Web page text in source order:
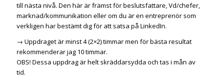
till nästa nivå. Den här är främst för beslutsfattare, Vd/chefer,
marknad/kommunikation eller om du är en entreprenör som
verkligen har bestämt dig för att satsa på LinkedIn.
→ Uppdraget är minst 4 (2×2) timmar men för bästa resultat
rekommenderar jag 10 timmar.
OBS! Dessa uppdrag är helt skräddarsydda och tas i mån av
tid.